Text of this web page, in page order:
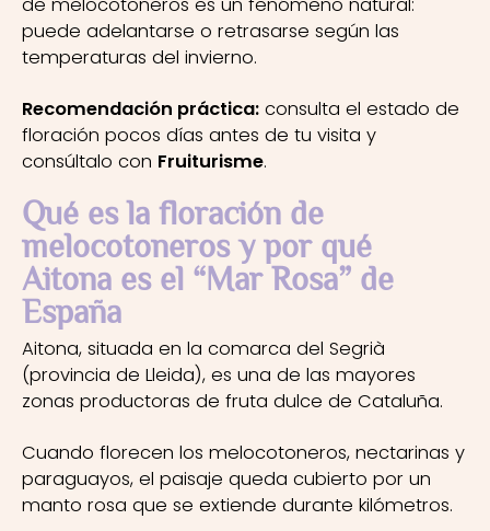
de melocotoneros es un fenómeno natural:
puede adelantarse o retrasarse según las
temperaturas del invierno.
Recomendación práctica: consulta el estado de
floración pocos días antes de tu visita y
consúltalo con Fruiturisme.
Qué es la floración de
melocotoneros y por qué
Aitona es el “Mar Rosa” de
España
Aitona, situada en la comarca del Segrià
(provincia de Lleida), es una de las mayores
zonas productoras de fruta dulce de Cataluña.
Cuando florecen los melocotoneros, nectarinas y
paraguayos, el paisaje queda cubierto por un
manto rosa que se extiende durante kilómetros.